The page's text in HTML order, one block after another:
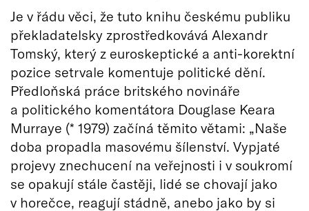
Je v řádu věci, že tuto knihu českému publiku
překladatelsky zprostředkovává Alexandr
Tomský, který z euroskeptické a anti-korektní
pozice setrvale komentuje politické dění.
Předloňská práce britského novináře
a politického komentátora Douglase Keara
Murraye (* 1979) začíná těmito větami: „Naše
doba propadla masovému šílenství. Vypjaté
projevy znechucení na veřejnosti i v soukromí
se opakují stále častěji, lidé se chovají jako
v horečce, reagují stádně, anebo jako by si